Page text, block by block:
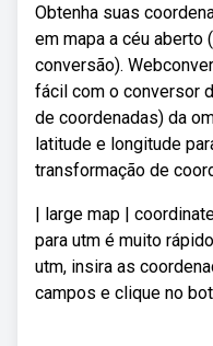
Obtenha suas
em mapa a céu aberto
conversão).
fácil com o conversor
de coordenadas) da
latitude e longitude
transformação de
| large map |
para utm é muito
utm, insira as
campos e clique no